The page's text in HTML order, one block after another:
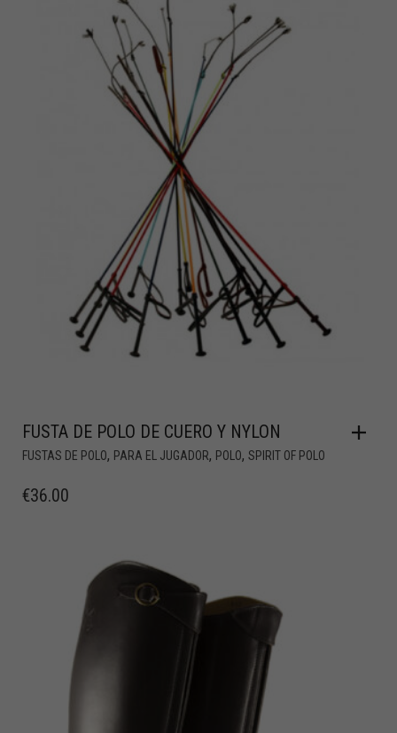
FUSTA DE POLO DE CUERO Y NYLON
FUSTAS DE POLO, PARA EL JUGADOR, POLO, SPIRIT OF POLO
€36.00